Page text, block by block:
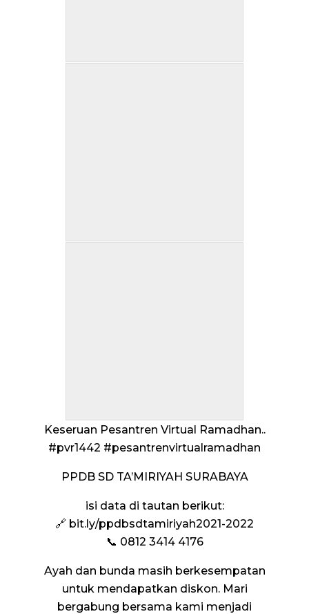
Keseruan Pesantren Virtual Ramadhan..
#pvr1442 #pesantrenvirtualramadhan
PPDB SD TA’MIRIYAH SURABAYA
isi data di tautan berikut:
🔗 bit.ly/ppdbsdtamiriyah2021-2022
📞 0812 3414 4176
Ayah dan bunda masih berkesempatan
untuk mendapatkan diskon. Mari
bergabung bersama kami menjadi